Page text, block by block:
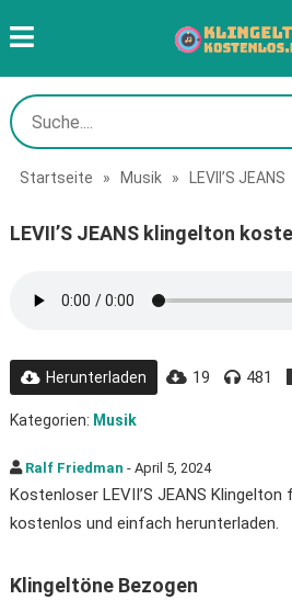
Startseite » Musik » LEVII’S JEANS
LEVII’S JEANS klingelton
Herunterladen 19 481
Kategorien: Musik
Ralf Friedman - April 5, 2024
Kostenloser LEVII’S JEANS Klingelton
kostenlos und einfach herunterladen.
Klingeltöne Bezogen